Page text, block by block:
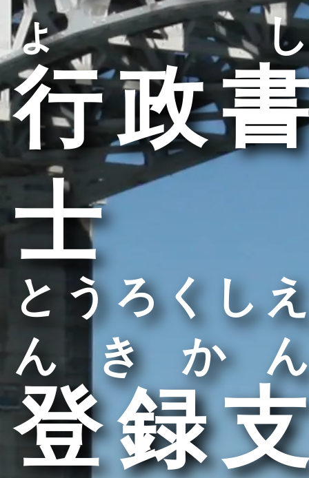
行政書
士
ょし
登録支
とうろくしえ
んきかん